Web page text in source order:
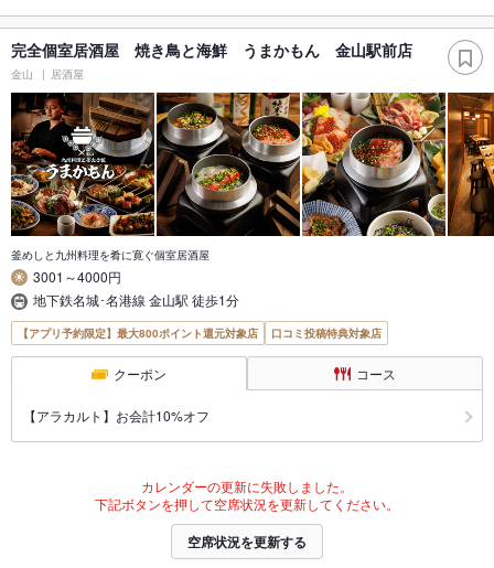
完全個室居酒屋 焼き鳥と海鮮 うまかもん 金山駅前店
金山 居酒屋
釜めしと九州料理を肴に寛ぐ個室居酒屋
3001～4000円
地下鉄名城･名港線 金山駅 徒歩1分
【アプリ予約限定】最大800ポイント還元対象店 口コミ投稿特典対象店
クーポン コース
【アラカルト】お会計10%オフ
カレンダーの更新に失敗しました。
下記ボタンを押して空席状況を更新してください。
空席状況を更新する